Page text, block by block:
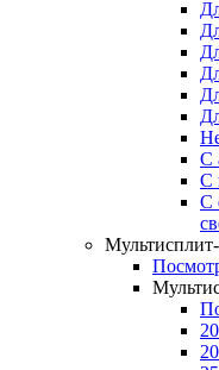
С
С
С